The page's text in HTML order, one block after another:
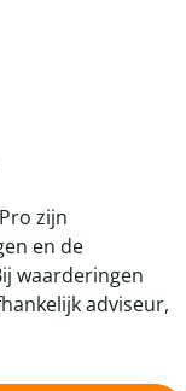
zijn
en de
waarderingen
adviseur,